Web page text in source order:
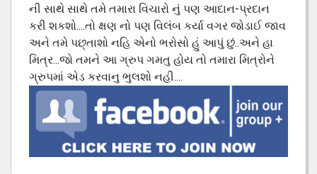
ની સાથે સાથે તમે તમારા વિચારો નું પણ આદાન-પ્રદાન
કરી શકશો....તો ક્ષણ નો પણ વિલંબ કર્યા વગર જોડાઈ જાવ
અને તમે પછ્તાશો નહિ એનો ભરોસો હું આપું છું..અને હા
મિત્ર...જો તમને આ ગ્રુપ ગમતુ હોય તો તમારા મિત્રોને
ગ્રુપમાં એડ કરવાનુ ભુલશો નહી....